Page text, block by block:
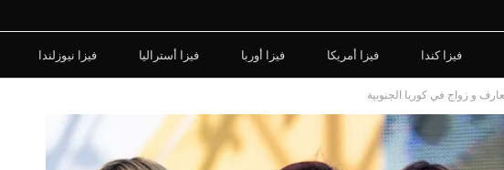
فيزا كندا فيزا أمريكا فيزا أوربا فيزا أستراليا فيزا نيوزلندا